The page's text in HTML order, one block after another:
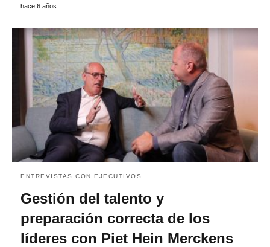
hace 6 años
ENTREVISTAS CON EJECUTIVOS
Gestión del talento y
preparación correcta de los
líderes con Piet Hein Merckens